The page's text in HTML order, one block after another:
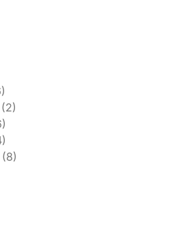
(2)
(8)